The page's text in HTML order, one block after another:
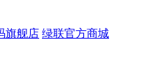
旗舰店 绿联官方商城